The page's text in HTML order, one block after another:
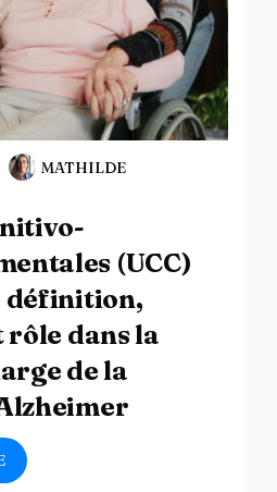
MATHILDE
(UCC)
définition,
rôle dans la
de la